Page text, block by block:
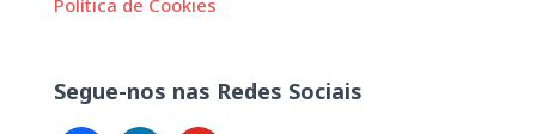
Política de Cookies
Segue-nos nas Redes Sociais